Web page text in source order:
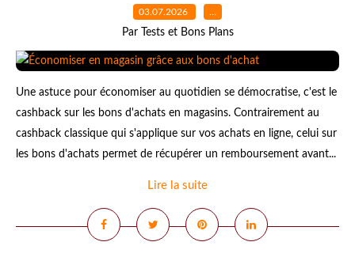
03.07.2026 …
Par Tests et Bons Plans
Une astuce pour économiser au quotidien se démocratise, c'est le
cashback sur les bons d'achats en magasins. Contrairement au
cashback classique qui s'applique sur vos achats en ligne, celui sur
les bons d'achats permet de récupérer un remboursement avant...
Lire la suite